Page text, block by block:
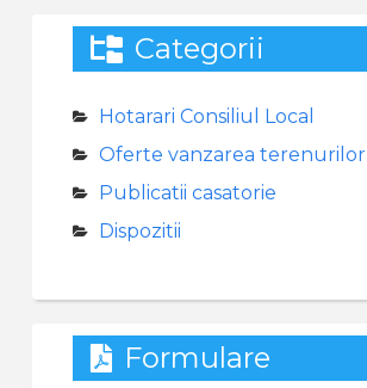
Categorii
Hotarari Consiliul Local
Oferte vanzarea terenurilor
Publicatii casatorie
Dispozitii
Formulare